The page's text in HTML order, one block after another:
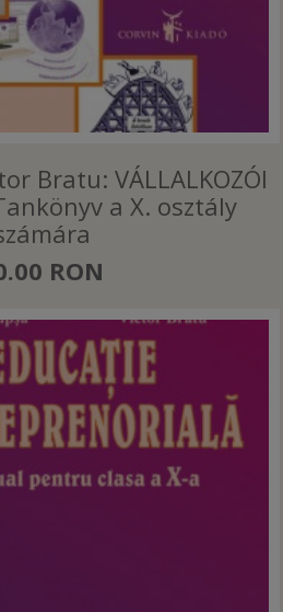
Bratu: VÁLLALKOZÓI
a X. osztály
RON